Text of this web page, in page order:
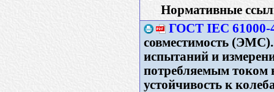
Нормативные
ГОСТ IEC 61000-
совместимость
испытаний и
потребляемым током
устойчивость к